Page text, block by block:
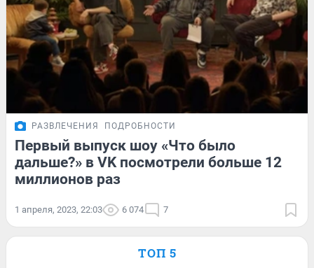
РАЗВЛЕЧЕНИЯ ПОДРОБНОСТИ
Первый выпуск шоу «Что было
дальше?» в VK посмотрели больше 12
миллионов раз
1 апреля, 2023, 22:03 6 074 7
ТОП 5